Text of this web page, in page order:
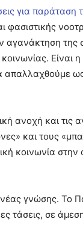
για παράταση
φασιστικής
της
Είναι
απαλλαχθούμε
ανοχή και τις
και τους
κοινωνία στην
γνώσης. Το
τάσεις, σε